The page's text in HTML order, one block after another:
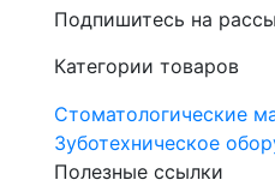
Подпишитесь на
Категории товаров
Стоматологические
Зуботехническое
Полезные ссылки